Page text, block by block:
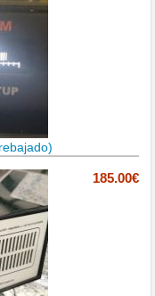
185.00€